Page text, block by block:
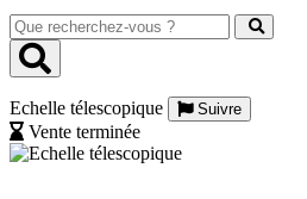
Que
recherchez-
vous
Echelle télescopique
Suivre
Vente terminée